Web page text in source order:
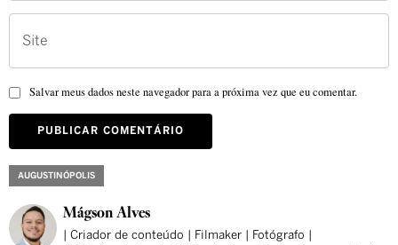
Salvar meus dados neste navegador para a próxima vez que eu comentar.
AUGUSTINÓPOLIS
Mágson Alves
| Criador de conteúdo | Filmaker | Fotógrafo |